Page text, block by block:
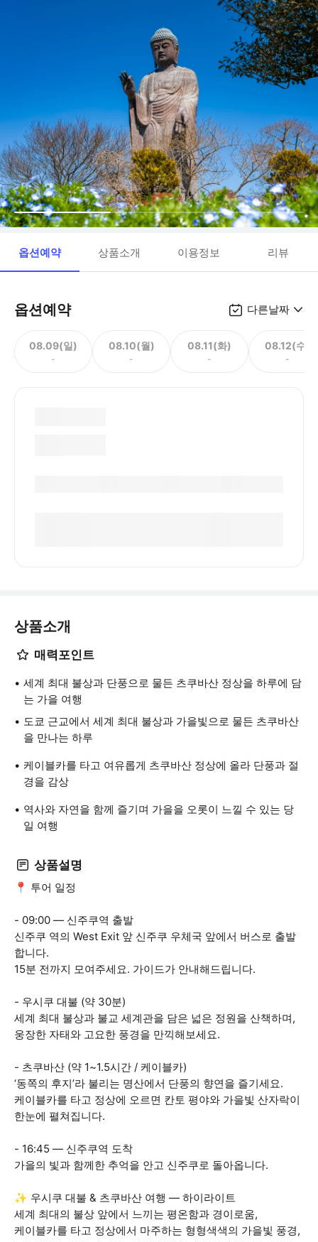
옵션예약 상품소개 이용정보 리뷰
옵션예약 다른날짜
08.09(일)
-
08.10(월)
-
08.11(화)
-
08.12(수)
-
상품소개
매력포인트
세계 최대 불상과 단풍으로 물든 츠쿠바산 정상을 하루에 담
는 가을 여행
도쿄 근교에서 세계 최대 불상과 가을빛으로 물든 츠쿠바산
을 만나는 하루
케이블카를 타고 여유롭게 츠쿠바산 정상에 올라 단풍과 절
경을 감상
역사와 자연을 함께 즐기며 가을을 오롯이 느낄 수 있는 당
일 여행
상품설명
📍 투어 일정
- 09:00 — 신주쿠역 출발
신주쿠 역의 West Exit 앞 신주쿠 우체국 앞에서 버스로 출발
합니다.
15분 전까지 모여주세요. 가이드가 안내해드립니다.
- 우시쿠 대불 (약 30분)
세계 최대 불상과 불교 세계관을 담은 넓은 정원을 산책하며,
웅장한 자태와 고요한 풍경을 만끽해보세요.
- 츠쿠바산 (약 1~1.5시간 / 케이블카)
‘동쪽의 후지’라 불리는 명산에서 단풍의 향연을 즐기세요.
케이블카를 타고 정상에 오르면 칸토 평야와 가을빛 산자락이
한눈에 펼쳐집니다.
- 16:45 — 신주쿠역 도착
가을의 빛과 함께한 추억을 안고 신주쿠로 돌아옵니다.
✨ 우시쿠 대불 & 츠쿠바산 여행 — 하이라이트
세계 최대의 불상 앞에서 느끼는 평온함과 경이로움,
케이블카를 타고 정상에서 마주하는 형형색색의 가을빛 풍경,